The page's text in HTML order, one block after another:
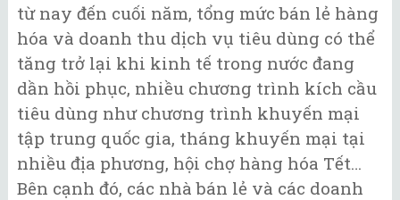
từ nay đến cuối năm, tổng mức bán lẻ hàng
hóa và doanh thu dịch vụ tiêu dùng có thể
tăng trở lại khi kinh tế trong nước đang
dần hồi phục, nhiều chương trình kích cầu
tiêu dùng như chương trình khuyến mại
tập trung quốc gia, tháng khuyến mại tại
nhiều địa phương, hội chợ hàng hóa Tết…
Bên cạnh đó, các nhà bán lẻ và các doanh